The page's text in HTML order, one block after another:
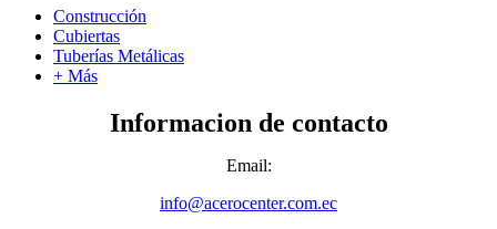
Construcción
Cubiertas
Tuberías Metálicas
+ Más
Informacion de contacto
Email:
info@acerocenter.com.ec